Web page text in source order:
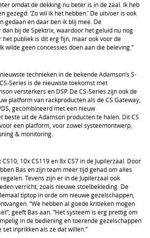
omdat de dekking nu beter is in de zaal. Ik heb
gezegd: ‘Zo wil ik het hebben.’ De uitvoer is ook
gedaan en daar ben ik blij mee. De
bij de Spektrix, waardoor het geluid nu nog
het publiek is dit erg fijn, maar ook voor de
wilde geen concessies doen aan die beleving.”
technieken in de bekende Adamson’s S-
Series is de nieuwste toekomst met
versterkers en DSP. De CS-Series zijn ook de
platform van rackproducten als de CS Gateway,
gecombineerd met een nieuw
uit de Adamson producten te halen. Dit CS
een platform, voor zowel systeemontwerp,
& monitoring.
10x CS119 en 8x CS7 in de Jupilerzaal. Door
Bas en zijn team meer tijd gehad om alles
Tevens zijn er in de Jupilerzaal ook
verricht, zoals nieuwe stoelbekleding. De
tiptop in orde om nieuwe gezelschappen,
“We hebben al goede kritieken mogen
geeft Bas aan. “Het systeem is erg prettig om
in de bediening en toerende gezelschappen
set inprikken als ze dat willen.”